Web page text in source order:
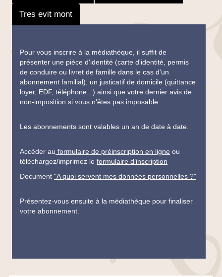
Tres evit mont
Pour vous inscrire à la médiathèque, il suffit de
présenter une pièce d'identité (carte d'identité, permis
de conduire ou livret de famille dans le cas d'un
abonnement familial), un justicatif de domicile (quittance
loyer, EDF, téléphone...) ainsi que votre dernier avis de
non-imposition si vous n'êtes pas imposable.
Les abonnements sont valables un an de date à date.
Accèder au formulaire de préinscription en ligne ou
téléchargez/imprimez le formulaire d’inscription
Document "A quoi servent mes données personnelles ?"
Présentez-vous ensuite à la médiathèque pour finaliser
votre abonnement.